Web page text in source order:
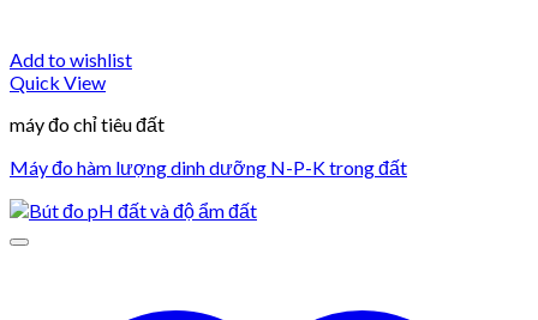
Add to wishlist
Quick View
máy đo chỉ tiêu đất
Máy đo hàm lượng dinh dưỡng N-P-K trong đất